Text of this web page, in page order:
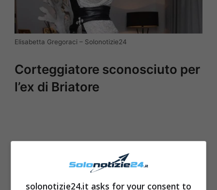
Elisabetta Gregoraci – Solonotizie24
Corteggiatore sconosciuto per
l’ex di Briatore
solonotizie24.it asks for your consent to